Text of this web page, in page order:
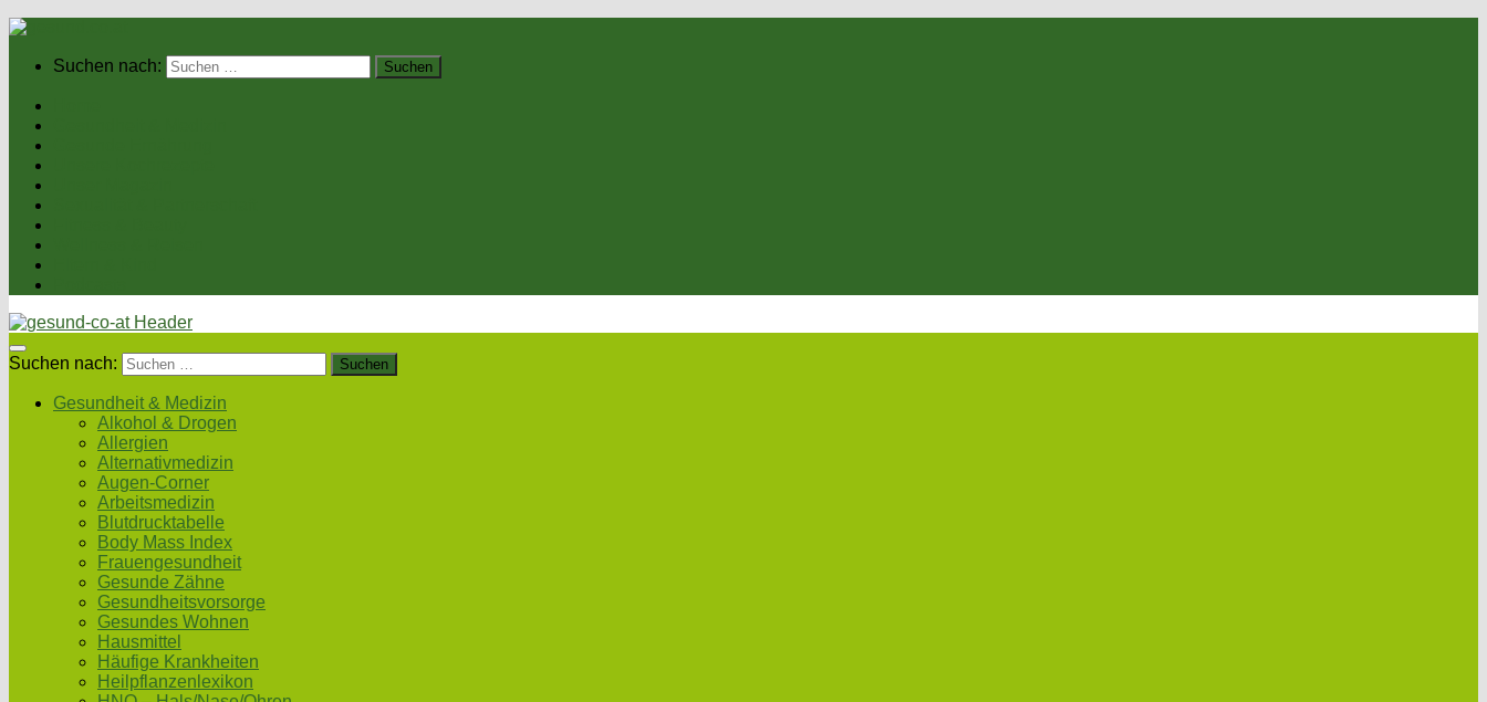
Suchen nach:
Suchen nach:
Gesundheit & Medizin
Alkohol & Drogen
Allergien
Alternativmedizin
Augen-Corner
Arbeitsmedizin
Blutdrucktabelle
Body Mass Index
Frauengesundheit
Gesunde Zähne
Gesundheitsvorsorge
Gesundes Wohnen
Hausmittel
Häufige Krankheiten
Heilpflanzenlexikon